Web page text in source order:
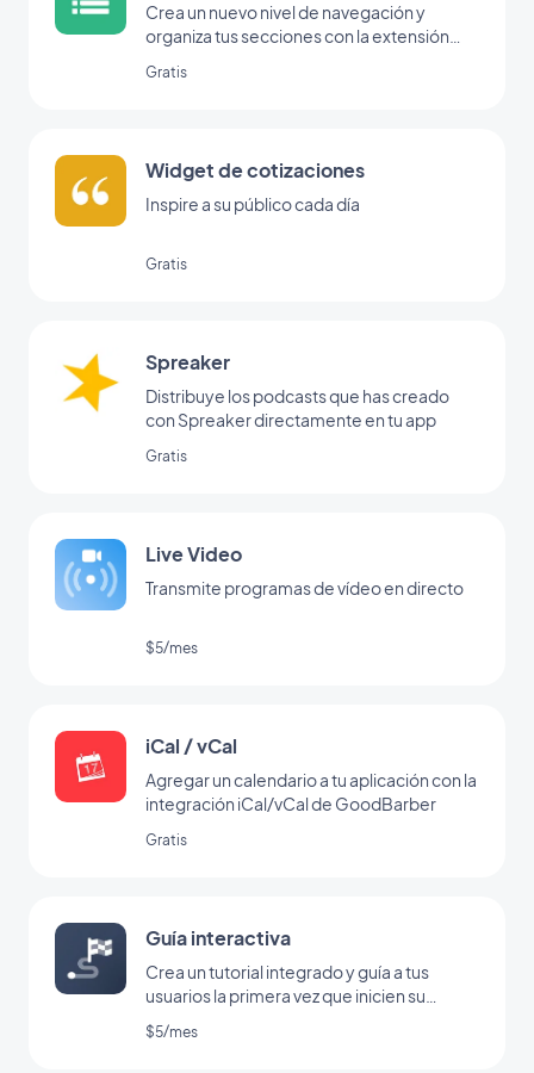
Crea un nuevo nivel de navegación y
organiza tus secciones con la extensión
Gratis
Widget de cotizaciones
Inspire a su público cada día
Gratis
Spreaker
Distribuye los podcasts que has creado
con Spreaker directamente en tu app
Gratis
Live Video
Transmite programas de vídeo en directo
$5/mes
iCal / vCal
Agregar un calendario a tu aplicación con la
integración iCal/vCal de GoodBarber
Gratis
Guía interactiva
Crea un tutorial integrado y guía a tus
usuarios la primera vez que inicien su
aplicación
$5/mes